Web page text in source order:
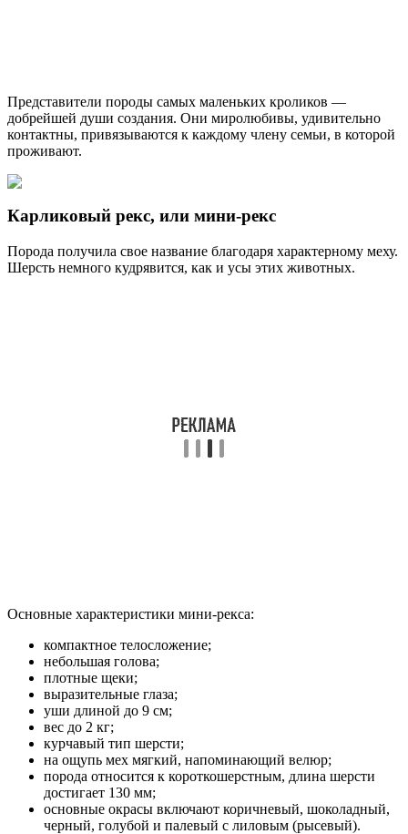
Представители породы самых маленьких кроликов —
добрейшей души создания. Они миролюбивы, удивительно
контактны, привязываются к каждому члену семьи, в которой
проживают.
Карликовый рекс, или мини-рекс
Порода получила свое название благодаря характерному меху.
Шерсть немного кудрявится, как и усы этих животных.
Основные характеристики мини-рекса:
компактное телосложение;
небольшая голова;
плотные щеки;
выразительные глаза;
уши длиной до 9 см;
вес до 2 кг;
курчавый тип шерсти;
на ощупь мех мягкий, напоминающий велюр;
порода относится к короткошерстным, длина шерсти
достигает 130 мм;
основные окрасы включают коричневый, шоколадный,
черный, голубой и палевый с лиловым (рысевый).